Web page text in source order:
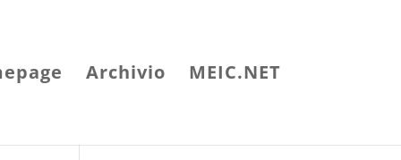
Archivio MEIC.NET